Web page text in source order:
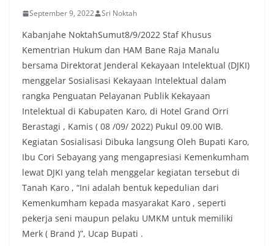
sambang ini adalah imbauan kepada warga untuk
memasang bendera Merah Putih secara penuh,
bukan setengah tiang, sebagai bentuk
penghormatan dan rasa cinta tanah air
menjelang perayaan HUT Kemerdekaan RI.
Petugas mengingatkan bahwa pemasangan
bendera dengan benar merupakan salah satu
wujud nyata partisipasi masyarakat dalam
memperingati hari bersejarah bangsa
Indonesia.‎‎”Kami mengimbau kepada seluruh
warga agar mulai mempersiapkan dan memasang
bendera Merah Putih di depan rumah masing-
masing secara penuh. Ini adalah bentuk
penghormatan kita bersama terhadap
perjuangan para pahlawan yang telah merebut
kemerdekaan,” ujar Aiptu Muliyadi Suraukur saat
berdialog dengan warga.‎‎Ia juga menambahkan
agar warga memperhatikan kondisi bendera yang
akan dikibarkan, memastikan bendera dalam
September 9, 2022 Sri Noktah
Kabanjahe NoktahSumut8/9/2022 Staf Khusus
Kementrian Hukum dan HAM Bane Raja Manalu
bersama Direktorat Jenderal Kekayaan Intelektual (DJKI)
menggelar Sosialisasi Kekayaan Intelektual dalam
rangka Penguatan Pelayanan Publik Kekayaan
Intelektual di Kabupaten Karo, di Hotel Grand Orri
Berastagi , Kamis ( 08 /09/ 2022) Pukul 09.00 WIB.
Kegiatan Sosialisasi Dibuka langsung Oleh Bupati Karo,
Ibu Cori Sebayang yang mengapresiasi Kemenkumham
lewat DJKI yang telah menggelar kegiatan tersebut di
Tanah Karo , “Ini adalah bentuk kepedulian dari
Kemenkumham kepada masyarakat Karo , seperti
pekerja seni maupun pelaku UMKM untuk memiliki
Merk ( Brand )”, Ucap Bupati .